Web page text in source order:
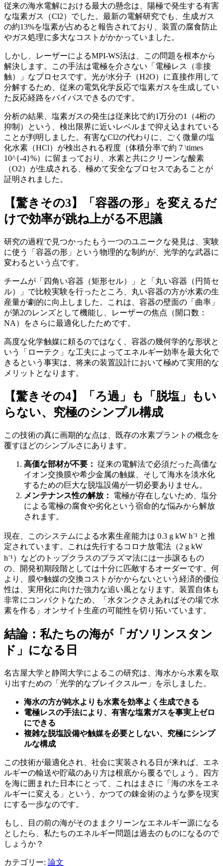
従来の海水電解における最大の懸念は、陽極で発生する有害
な塩素ガス（Cl2）でした。最新の電解研究でも、生成ガス
の約13%を塩素が占めると報告されており、装置の腐食防止
やガス処理に多大なコストがかかっていました。
しかし、レーザーによるMPI-WS法は、この問題を根本から
解決します。この手法は電極を介さない「電極レス（非接
触）」なプロセスです。光が水分子（H2O）に直接作用して
分解するため、従来の電気化学反応で塩素ガスを生成してい
た反応経路をバイパスできるのです。
分析の結果、塩素ガスの発生は従来比で約1万分の1（4桁の
抑制）という、検出限界に近いレベルまで抑え込まれている
ことが判明しました。有害なCl2の代わりに、ごく微量の塩
化水素（HCl）が検出される程度（体積分率で約 7 \times
10^{-4}%）に留まっており、水素と共にクリーンな酸素
（O2）が生成される、極めて安全なプロセスであることが
証明されました。
【驚きその3】「容器の形」を変えるだ
けで効率が跳ね上がる不思議
研究の過程で見つかったもう一つのユニークな発見は、実験
に使う「容器の形」という物理的な制約が、光学的な武器に
変わるという点です。
チームが「四角い容器（矩形セル）」と「丸い容器（円筒セ
ル）」で比較実験を行ったところ、丸い容器の方が水素の生
産量が劇的に向上しました。これは、容器の壁面の「曲率」
が第2のレンズとして機能し、レーザーの焦点（開口数：
NA）をさらに最適化したためです。
高度な化学触媒に頼るのではなく、容器の幾何学的な形状と
いう「ローテク」な工夫によってエネルギー効率を最大化で
きるという事実は、将来の装置設計において極めて実用的な
メリットとなります。
【驚きその4】「ろ過」も「脱塩」もい
らない、究極のシンプル構成
この技術の真に画期的な点は、既存の水素プラントの概念を
覆すほどのシンプルさにあります。
高価な部材が不要： 従来の電解法で必須だった高価な
イオン交換膜や希少金属の触媒、そして海水を淡水化
するための巨大な脱塩設備が一切必要ありません。
メンテナンス性の解放：
電極が存在しないため、塩分
による電極の腐食や劣化という宿命的な悩みから解放
されます。
現在、このシステムによる水素生産能力は 0.3 g kW h⁻¹ と推
定されています。これは先行するコロナ放電法（2 g kW
h⁻¹）などのトップクラスのプラズマ法には一歩譲るもの
の、開発初期段階としては十分に匹敵するオーダーです。何
より、膜や触媒の交換コストがかからないという経済的優位
性は、実用化に向けた強力な追い風となります。装置自体も
非常にコンパクトなため、「水タンクさえあればその場で水
素を作る」オンサイト生産の可能性を切り拓いています。
結論：私たちの海が「ガソリンスタン
ド」になる日
名古屋大学と静岡大学によるこの研究は、海水から水素を取
り出すための「光学的なブレイクスルー」を示しました。
海水の方が純水よりも水素を効率よく生成できる
電極レスの手法により、有害な塩素ガスを事実上ゼロ
にできる
複雑な脱塩設備や触媒を必要としない、究極にシンプ
ルな構成
この技術が最適化され、社会に実装される日が来れば、エネ
ルギーの輸送や貯蔵のあり方は根底から覆るでしょう。四方
を海に囲まれた日本にとって、これはまさに「海の水をエネ
ルギーに変える」という、かつての錬金術のような夢を現実
にする一歩なのです。
もし、目の前の海がそのままクリーンなエネルギー源になる
としたら、私たちのエネルギー問題は過去のものになるので
しょうか？
カテゴリー: 論文